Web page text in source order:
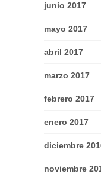
junio 2017
mayo 2017
abril 2017
marzo 2017
febrero 2017
enero 2017
diciembre
noviembre